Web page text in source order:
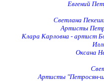
Евгений
Светлана
Артисты
Клара Карловна - артист
Оксана
Артисты "Петросян-